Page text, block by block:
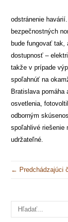
odstránenie
bezpečnostných
bude fungovať
dostupnosť –
takže v prípade
spoľahnúť na
Bratislava pomáha
osvetlenia,
odborným
spoľahlivé riešenie
udržateľné.
← Predchádzajúci